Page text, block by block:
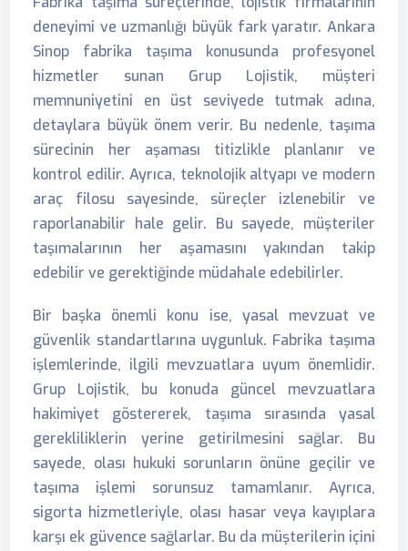
deneyimi ve uzmanlığı büyük fark yaratır. Ankara
Sinop fabrika taşıma konusunda profesyonel
hizmetler sunan Grup Lojistik, müşteri
memnuniyetini en üst seviyede tutmak adına,
detaylara büyük önem verir. Bu nedenle, taşıma
sürecinin her aşaması titizlikle planlanır ve
kontrol edilir. Ayrıca, teknolojik altyapı ve modern
araç filosu sayesinde, süreçler izlenebilir ve
raporlanabilir hale gelir. Bu sayede, müşteriler
taşımalarının her aşamasını yakından takip
edebilir ve gerektiğinde müdahale edebilirler.
Bir başka önemli konu ise, yasal mevzuat ve
güvenlik standartlarına uygunluk. Fabrika taşıma
işlemlerinde, ilgili mevzuatlara uyum önemlidir.
Grup Lojistik, bu konuda güncel mevzuatlara
hakimiyet göstererek, taşıma sırasında yasal
gerekliliklerin yerine getirilmesini sağlar. Bu
sayede, olası hukuki sorunların önüne geçilir ve
taşıma işlemi sorunsuz tamamlanır. Ayrıca,
sigorta hizmetleriyle, olası hasar veya kayıplara
karşı ek güvence sağlarlar. Bu da müşterilerin içini